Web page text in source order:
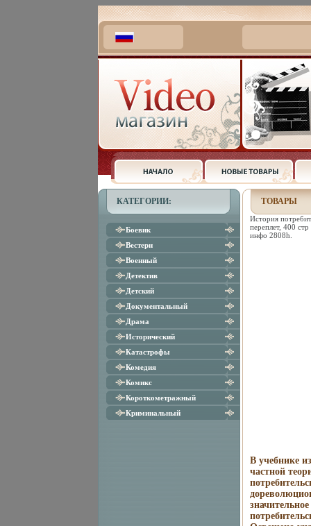
КАТЕГОРИИ:
Боевик
Вестерн
Военный
Детектив
Детский
Документальный
Драма
Исторический
Катастрофы
Комедия
Комикс
Короткометражный
Криминальный
ТОВАРЫ
История
переплет, 400
инфо 2808h.
В учебнике
частной